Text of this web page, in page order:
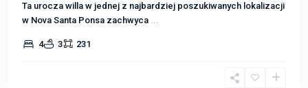
Ta urocza willa w jednej z najbardziej poszukiwanych lokalizacji
w Nova Santa Ponsa zachwyca ...
4 3 231
Santa